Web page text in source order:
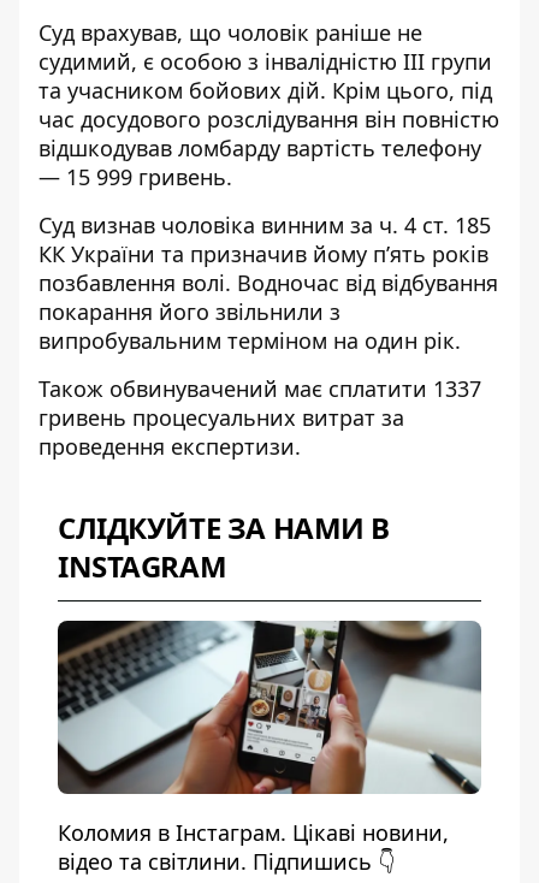
Суд врахував, що чоловік раніше не
судимий, є особою з інвалідністю III групи
та учасником бойових дій. Крім цього, під
час досудового розслідування він повністю
відшкодував ломбарду вартість телефону
— 15 999 гривень.
Суд визнав чоловіка винним за ч. 4 ст. 185
КК України та призначив йому п’ять років
позбавлення волі. Водночас від відбування
покарання його звільнили з
випробувальним терміном на один рік.
Також обвинувачений має сплатити 1337
гривень процесуальних витрат за
проведення експертизи.
СЛІДКУЙТЕ ЗА НАМИ В
INSTAGRAM
Коломия в Інстаграм. Цікаві новини,
відео та світлини. Підпишись 👇